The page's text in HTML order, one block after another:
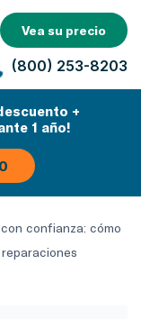
Vea su precio
(800) 253-8203
+
1 año!
confianza: cómo